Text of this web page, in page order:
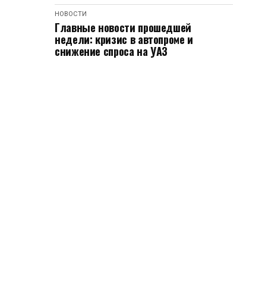
НОВОСТИ
Главные новости прошедшей
недели: кризис в автопроме и
снижение спроса на УАЗ